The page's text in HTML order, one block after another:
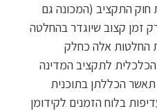
התקציב (המכונה גם
זמן קצוב שיוגדר בהחלטה
אלה כחלק
הכלכלית לתקציב המדינה
הכללתן בתוכנית
בלוח הזמנים לקידומן